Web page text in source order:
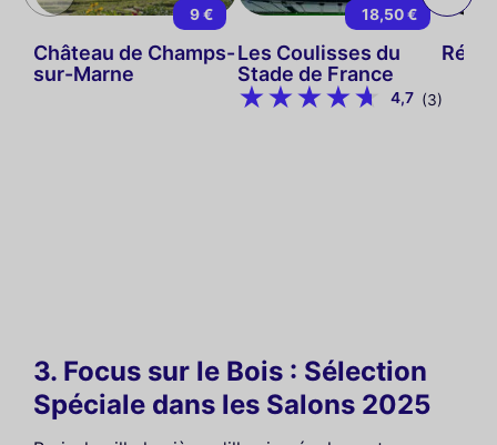
9 €
Château de Champs-
sur-Marne
18,50 €
Les Coulisses du
Stade de France
4,7 (3)
3. Focus sur le Bois : Sélection
Spéciale dans les Salons 2025